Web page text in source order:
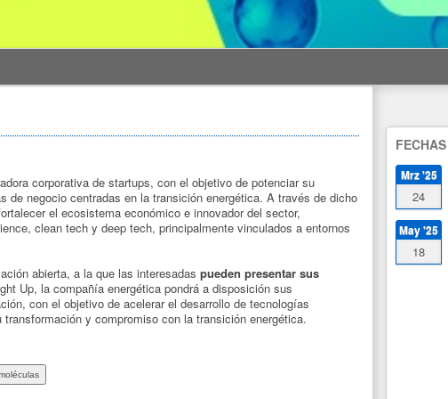
corporativa de startups, con el objetivo de potenciar su
negocio centradas en la transición energética. A través de dicho
el ecosistema económico e innovador del sector,
clean tech y deep tech, principalmente vinculados a entornos
abierta, a la que las interesadas pueden presentar sus
Up, la compañía energética pondrá a disposición sus
con el objetivo de acelerar el desarrollo de tecnologías
y compromiso con la transición energética.
FECHAS
Mrz '25
24
May '25
18